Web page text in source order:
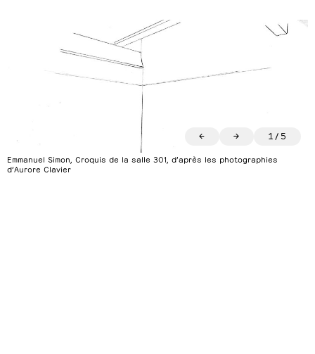
← → 1 / 5
Emmanuel Simon, Croquis de la salle 301, d’après les photographies
d’Aurore Clavier